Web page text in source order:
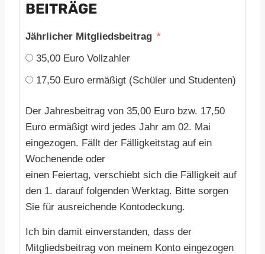
BEITRÄGE
Jährlicher Mitgliedsbeitrag
35,00 Euro Vollzahler
17,50 Euro ermäßigt (Schüler und Studenten)
Der Jahresbeitrag von 35,00 Euro bzw. 17,50
Euro ermäßigt wird jedes Jahr am 02. Mai
eingezogen. Fällt der Fälligkeitstag auf ein
Wochenende oder
einen Feiertag, verschiebt sich die Fälligkeit auf
den 1. darauf folgenden Werktag. Bitte sorgen
Sie für ausreichende Kontodeckung.
Ich bin damit einverstanden, dass der
Mitgliedsbeitrag von meinem Konto eingezogen